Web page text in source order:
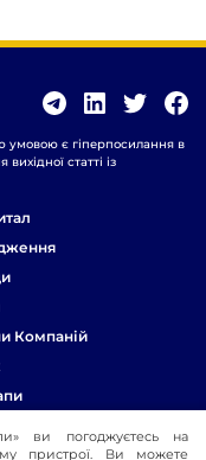
умовою є гіперпосилання в
статті із
Компаній
ви погоджуєтесь на
пристрої. Ви можете